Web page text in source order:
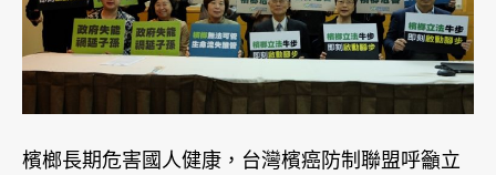
檳榔長期危害國人健康，台灣檳癌防制聯盟呼籲立